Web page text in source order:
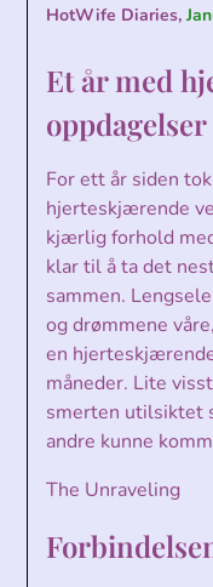
HotWife Diaries,
Et år med
oppdagelser
For ett år siden
hjerteskjærende
kjærlig forhold
klar til å ta det
sammen.
og drømmene
en
måneder. Lite
smerten utilsiktet
andre kunne
The Unraveling